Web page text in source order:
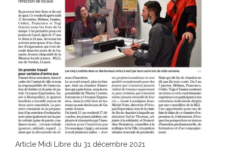
Article Midi Libre du 31 décembre 2021